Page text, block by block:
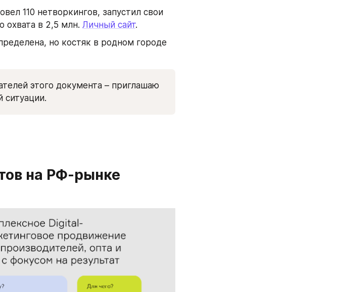
110 нетворкингов, запустил свои
охвата в 2,5 млн. Личный сайт.
но костяк в родном городе
этого документа – приглашаю
ситуации.
на РФ-рынке